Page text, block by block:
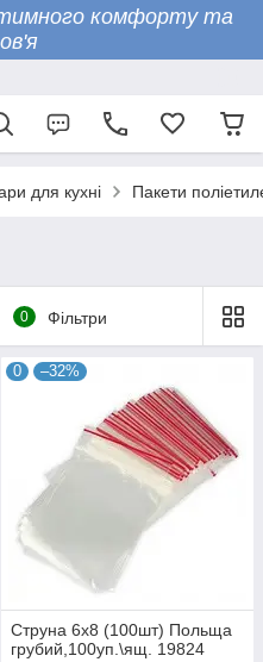
комфорту та
для кухні Пакети
0 Фільтри
0 –32%
Струна 6х8 (100шт) Польща
грубий,100уп.\ящ. 19824